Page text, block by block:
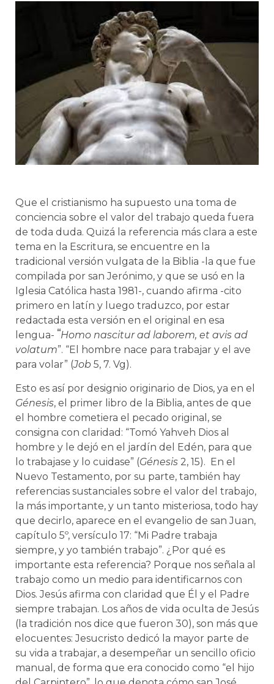
Que el cristianismo ha supuesto una toma de
conciencia sobre el valor del trabajo queda fuera
de toda duda. Quizá la referencia más clara a este
tema en la Escritura, se encuentre en la
tradicional versión vulgata de la Biblia -la que fue
compilada por san Jerónimo, y que se usó en la
Iglesia Católica hasta 1981-, cuando afirma -cito
primero en latín y luego traduzco, por estar
redactada esta versión en el original en esa
lengua- “Homo nascitur ad laborem, et avis ad
volatum”. “El hombre nace para trabajar y el ave
para volar” (Job 5, 7. Vg).
Esto es así por designio originario de Dios, ya en el
Génesis, el primer libro de la Biblia, antes de que
el hombre cometiera el pecado original, se
consigna con claridad: “Tomó Yahveh Dios al
hombre y le dejó en el jardín del Edén, para que
lo trabajase y lo cuidase” (Génesis 2, 15). En el
Nuevo Testamento, por su parte, también hay
referencias sustanciales sobre el valor del trabajo,
la más importante, y un tanto misteriosa, todo hay
que decirlo, aparece en el evangelio de san Juan,
capítulo 5º, versículo 17: “Mi Padre trabaja
siempre, y yo también trabajo”. ¿Por qué es
importante esta referencia? Porque nos señala al
trabajo como un medio para identificarnos con
Dios. Jesús afirma con claridad que Él y el Padre
siempre trabajan. Los años de vida oculta de Jesús
(la tradición nos dice que fueron 30), son más que
elocuentes: Jesucristo dedicó la mayor parte de
su vida a trabajar, a desempeñar un sencillo oficio
manual, de forma que era conocido como “el hijo